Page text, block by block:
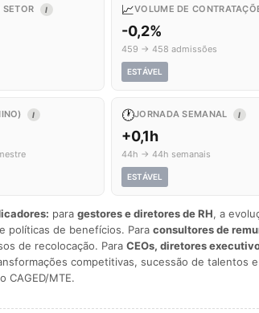
I 📈VOLUME DE
-0,2%
459 → 458 admissões
ESTÁVEL
I 🕐JORNADA SEMANAL I
+0,1h
44h → 44h semanais
ESTÁVEL
para gestores e diretores de RH, a
políticas de benefícios. Para consultores de
de recolocação. Para CEOs, diretores
competitivas, sucessão de talentos
CAGED/MTE.